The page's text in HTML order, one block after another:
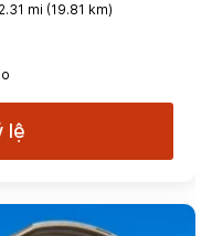
mi (19.81 km)
lệ